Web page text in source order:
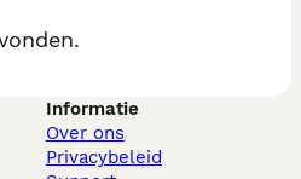
Informatie
Over ons
Privacybeleid